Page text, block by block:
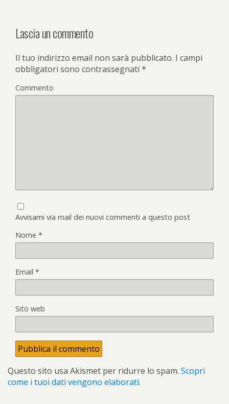
Lascia un commento
Il tuo indirizzo email non sarà pubblicato. I campi
obbligatori sono contrassegnati *
Commento
Avvisami via mail dei nuovi commenti a questo post
Nome *
Email *
Sito web
Questo sito usa Akismet per ridurre lo spam. Scopri
come i tuoi dati vengono elaborati.